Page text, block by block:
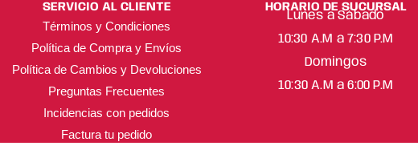
SERVICIO AL CLIENTE
Términos y Condiciones
Política de Compra y Envíos
Política de Cambios y Devoluciones
Preguntas Frecuentes
Incidencias con pedidos
Factura tu pedido
HORARIO DE SUCURSAL
Lunes a Sábado
10:30 A.M a 7:30 P.M
Domingos
10:30 A.M a 6:00 P.M